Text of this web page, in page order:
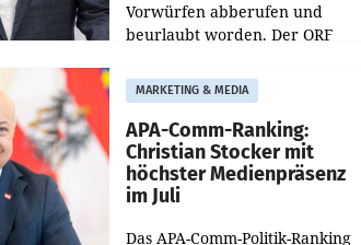
Vorwürfen abberufen und
beurlaubt worden. Der ORF
entsprechende
Medienberichte.
MARKETING & MEDIA
APA-Comm-Ranking:
Christian Stocker mit
höchster Medienpräsenz
im Juli
Das APA-Comm-Politik-Ranking